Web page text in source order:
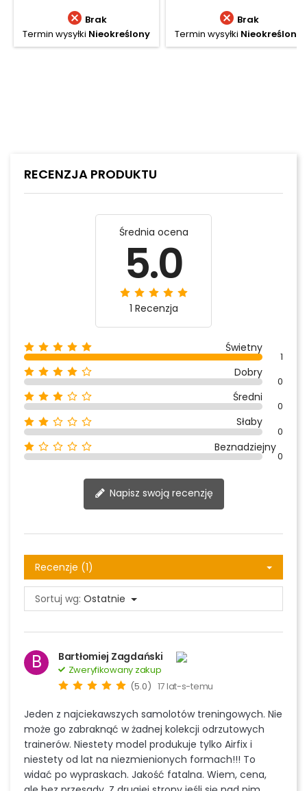
 Brak
Termin wysyłki Nieokreślony
 Brak
Termin wysyłki Nieokreślony
RECENZJA PRODUKTU
Średnia ocena
5.0
1 Recenzja
Świetny
1
Dobry
0
Średni
0
Słaby
0
Beznadziejny
0
Napisz swoją recenzję
Recenzje (1)
Sortuj wg: Ostatnie
B Bartłomiej Zagdański
Zweryfikowany zakup
(5.0) 17 lat-s-temu
Jeden z najciekawszych samolotów treningowych. Nie
może go zabraknąć w żadnej kolekcji odrzutowych
trainerów. Niestety model produkuje tylko Airfix i
niestety od lat na niezmienionych formach!!! To
widać po wypraskach. Jakość fatalna. Wiem, cena,